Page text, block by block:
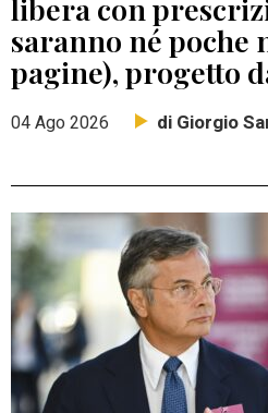
libera con
saranno né poche
pagine), progetto
04 Ago 2026 di Giorgio